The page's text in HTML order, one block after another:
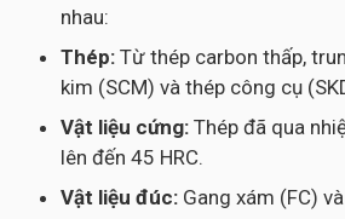
nhau:
Thép: Từ thép carbon thấp,
kim (SCM) và thép công cụ
Vật liệu cứng: Thép đã qua
lên đến 45 HRC.
Vật liệu đúc: Gang xám (FC)